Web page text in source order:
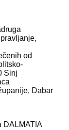
od
Sinj
Dabar
DALMATIA